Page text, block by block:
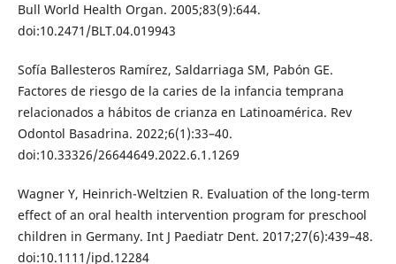
Bull World Health Organ. 2005;83(9):644.
doi:10.2471/BLT.04.019943
Sofía Ballesteros Ramírez, Saldarriaga SM, Pabón GE.
Factores de riesgo de la caries de la infancia temprana
relacionados a hábitos de crianza en Latinoamérica. Rev
Odontol Basadrina. 2022;6(1):33–40.
doi:10.33326/26644649.2022.6.1.1269
Wagner Y, Heinrich-Weltzien R. Evaluation of the long-term
effect of an oral health intervention program for preschool
children in Germany. Int J Paediatr Dent. 2017;27(6):439–48.
doi:10.1111/ipd.12284